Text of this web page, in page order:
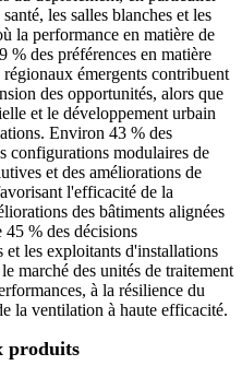
les salles blanches et les
la performance en matière de
% des préférences en matière
émergents contribuent
des opportunités, alors que
et le développement urbain
Environ 43 % des
configurations modulaires de
et des améliorations de
l'efficacité de la
des bâtiments alignées
% des décisions
et les exploitants d'installations
marché des unités de traitement
à la résilience du
la ventilation à haute efficacité.
produits